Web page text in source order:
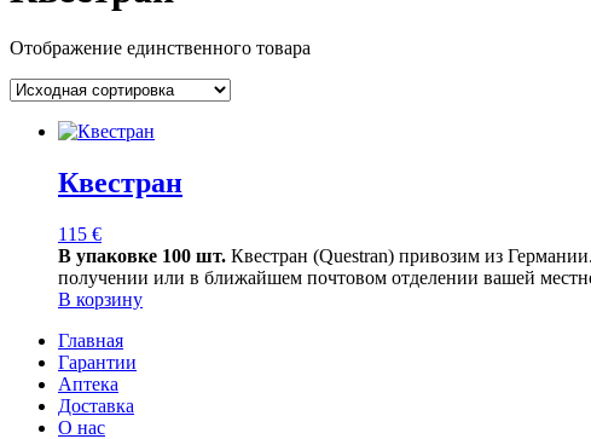
Отображение единственного товара
Квестран
115 €
В упаковке 100 шт. Квестран (Questran) привозим из
получении или в ближайшем почтовом отделении вашей
В корзину
Главная
Гарантии
Аптека
Доставка
О нас